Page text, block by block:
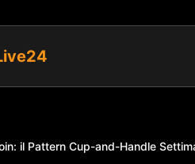
il Pattern Cup-and-Handle